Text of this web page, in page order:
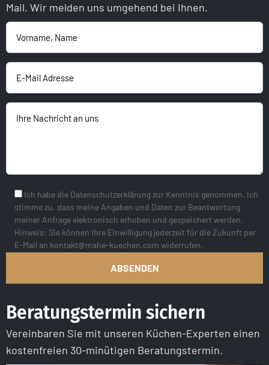
Mail. Wir melden uns umgehend bei Ihnen.
Ich habe die Datenschutzerklärung zur Kenntnis genommen. Ich
stimme zu, dass meine Angaben und Daten zur Beantwortung
meiner Anfrage elektronisch erhoben und gespeichert werden.
Hinweis: Sie können Ihre Einwilligung jederzeit für die Zukunft per
E-Mail an kontakt@mahe-kuechen.com widerrufen.
Beratungstermin sichern
Vereinbaren Sie mit unseren Küchen-Experten einen
kostenfreien 30-minütigen Beratungstermin.